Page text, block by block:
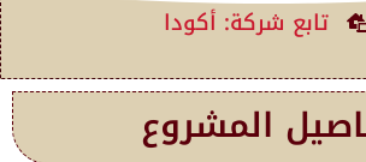
تابع شركة: أكودا
المشروع